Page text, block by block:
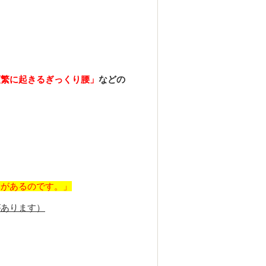
に起きるぎっくり腰」 などの
あるのです。」
ります）